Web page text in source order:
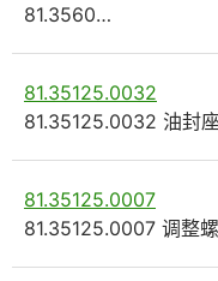
81.3560…
81.35125.0032
81.35125.0032 油封
81.35125.0007
81.35125.0007 调整